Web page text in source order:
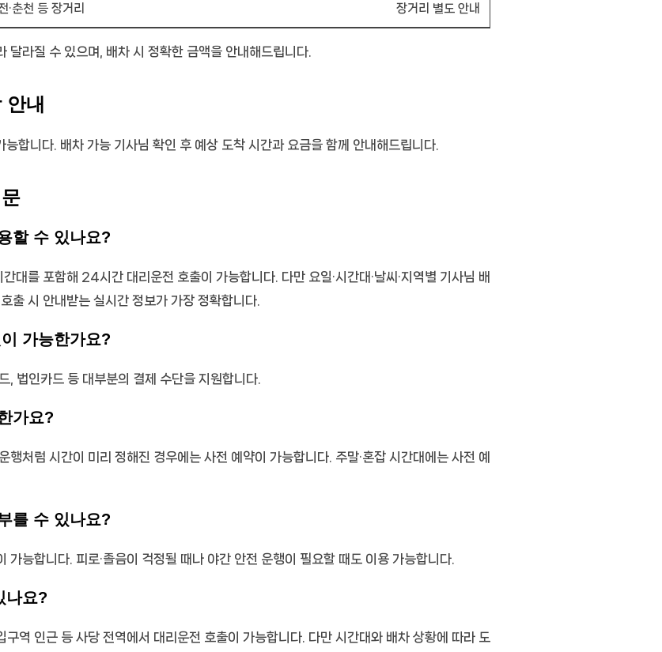
·춘천 등 장거리 장거리 별도 안내
달라질 수 있으며, 배차 시 정확한 금액을 안내해드립니다.
내
합니다. 배차 가능 기사님 확인 후 예상 도착 시간과 요금을 함께 안내해드립니다.
할 수 있나요?
대를 포함해 24시간 대리운전 호출이 가능합니다. 다만 요일·시간대·날씨·지역별 기사님 배
출 시 안내받는 실시간 정보가 가장 정확합니다.
가능한가요?
, 법인카드 등 대부분의 결제 수단을 지원합니다.
가요?
처럼 시간이 미리 정해진 경우에는 사전 예약이 가능합니다. 주말·혼잡 시간대에는 사전 예
를 수 있나요?
능합니다. 피로·졸음이 걱정될 때나 야간 안전 운행이 필요할 때도 이용 가능합니다.
나요?
구역 인근 등 사당 전역에서 대리운전 호출이 가능합니다. 다만 시간대와 배차 상황에 따라 도